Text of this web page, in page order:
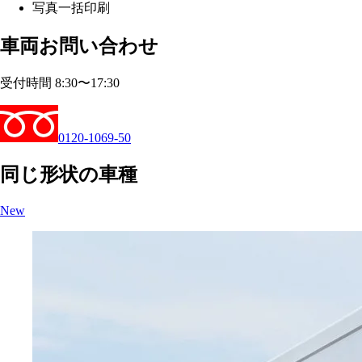
写真一括印刷
車両お問い合わせ
受付時間 8:30〜17:30
0120-1069-50
同じ形状の車種
New